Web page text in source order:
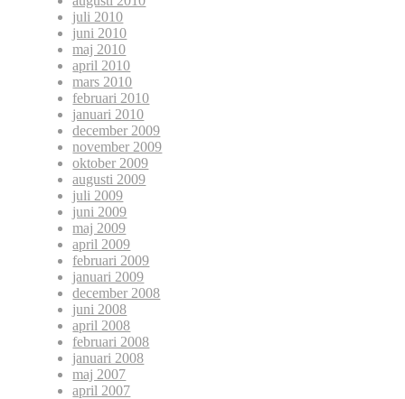
juli 2010
juni 2010
maj 2010
april 2010
mars 2010
februari 2010
januari 2010
december 2009
november 2009
oktober 2009
augusti 2009
juli 2009
juni 2009
maj 2009
april 2009
februari 2009
januari 2009
december 2008
juni 2008
april 2008
februari 2008
januari 2008
maj 2007
april 2007